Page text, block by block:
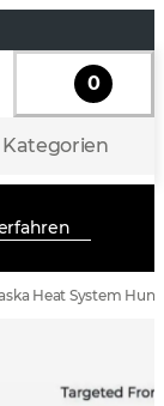
0
Heat System